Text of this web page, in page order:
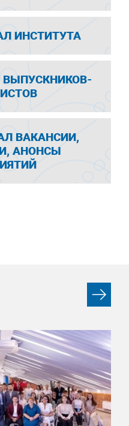
ИНСТИТУТА
ВАКАНСИИ,
АНОНСЫ